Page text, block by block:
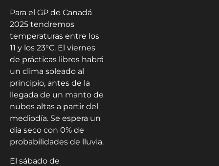
Para el GP de Canadá
2025 tendremos
temperaturas entre los
11 y los 23°C. El viernes
de prácticas libres habrá
un clima soleado al
principio, antes de la
llegada de un manto de
nubes altas a partir del
mediodía. Se espera un
día seco con 0% de
probabilidades de lluvia.
El sábado de